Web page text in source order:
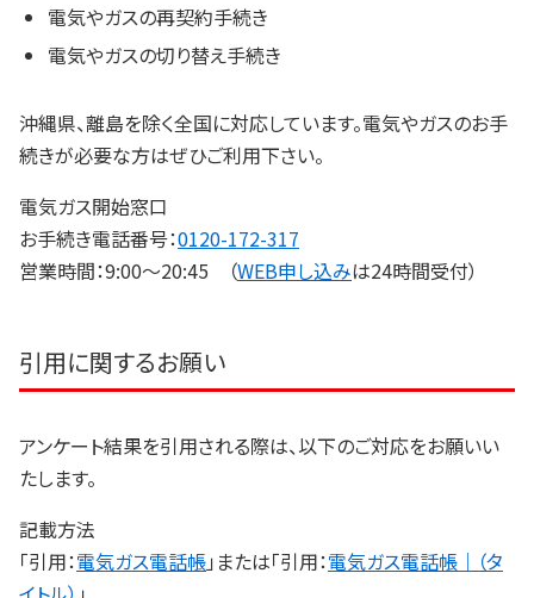
電気やガスの再契約手続き
電気やガスの切り替え手続き
沖縄県、離島を除く全国に対応しています。電気やガスのお手
続きが必要な方はぜひご利用下さい。
電気ガス開始窓口
お手続き電話番号：0120-172-317
営業時間：9:00～20:45 （WEB申し込みは24時間受付）
引用に関するお願い
アンケート結果を引用される際は、以下のご対応をお願いい
たします。
記載方法
「引用：電気ガス電話帳」または「引用：電気ガス電話帳｜（タ